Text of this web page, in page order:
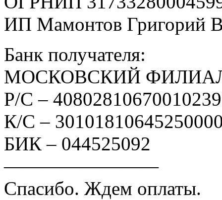
ИП Мамонтов Григорий
Банк получателя:
МОСКОВСКИЙ
Р/С –
К/С –
БИК – 044525092
————————
Спасибо. Ждем оплаты.